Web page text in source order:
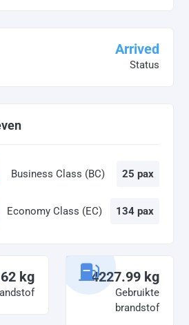
Arrived
Status
Business Class (BC) 25 pax
Economy Class (EC) 134 pax
kg 4227.99 kg
Gebruikte
brandstof